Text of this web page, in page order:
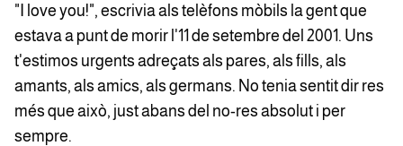
"I love you!", escrivia als telèfons mòbils la gent que
estava a punt de morir l'11 de setembre del 2001. Uns
t'estimos urgents adreçats als pares, als fills, als
amants, als amics, als germans. No tenia sentit dir res
més que això, just abans del no-res absolut i per
sempre.